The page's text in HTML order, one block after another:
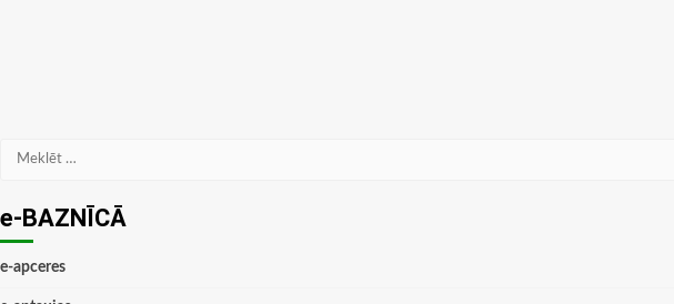
Meklēt:
e-BAZNĪCĀ
e-apceres